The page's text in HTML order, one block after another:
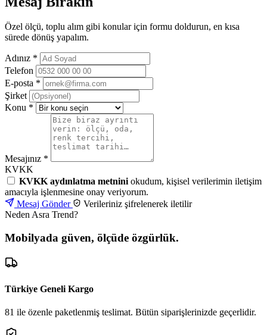
Özel ölçü, toplu alım gibi konular için formu doldurun, en kısa
sürede dönüş yapalım.
Adınız *
Telefon
E-posta *
Şirket
Konu *
Mesajınız *
KVKK
KVKK aydınlatma metniniokudum, kişisel verilerimin iletişim
amacıyla işlenmesine onay veriyorum.
Mesaj Gönder
Verileriniz şifrelenerek iletilir
Neden Asra Trend?
Mobilyada güven, ölçüde özgürlük.
Türkiye Geneli Kargo
81 ile özenle paketlenmiş teslimat. Bütün siparişlerinizde geçerlidir.